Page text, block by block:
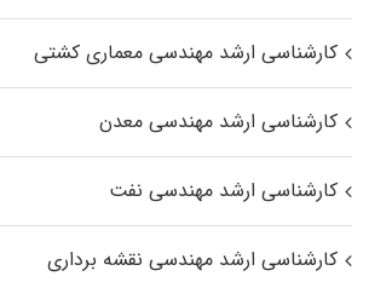
کارشناسی ارشد مهندسی معماری کشتی
کارشناسی ارشد مهندسی معدن
کارشناسی ارشد مهندسی نفت
کارشناسی ارشد مهندسی نقشه برداری